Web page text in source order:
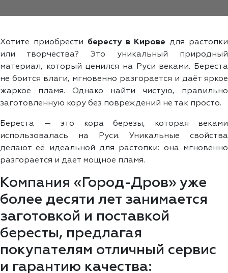
Хотите приобрести бересту в Кирове для растопки
или творчества? Это уникальный природный
материал, который ценился на Руси веками. Береста
не боится влаги, мгновенно разгорается и даёт яркое
жаркое пламя. Однако найти чистую, правильно
заготовленную кору без повреждений не так просто.
Береста — это кора березы, которая веками
использовалась на Руси. Уникальные свойства
делают её идеальной для растопки: она мгновенно
разгорается и дает мощное пламя.
Компания «Город-Дров» уже
более десяти лет занимается
заготовкой и поставкой
бересты, предлагая
покупателям отличный сервис
и гарантию качества: